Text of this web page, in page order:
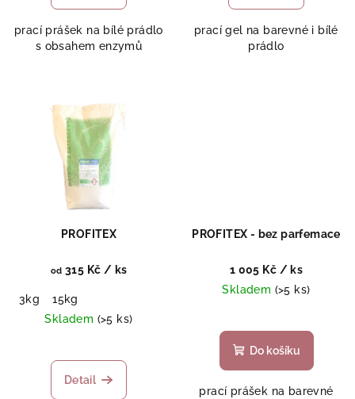
prací prášek na bílé prádlo
s obsahem enzymů
z
5
prací gel na barevné i bílé
prádlo
PROFITEX
od 315 Kč / ks
3kg
15kg
Skladem (>5 ks)
Detail
PROFITEX - bez parfemace
1 005 Kč / ks
Skladem (>5 ks)
Do košíku
prací prášek na barevné